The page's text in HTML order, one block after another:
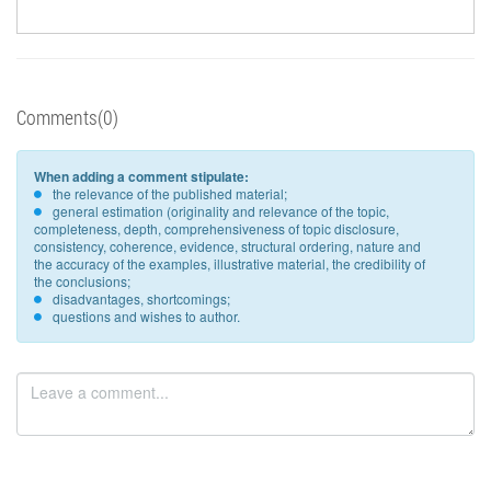
Comments(0)
When adding a comment stipulate:
the relevance of the published material;
general estimation (originality and relevance of the topic,
completeness, depth, comprehensiveness of topic disclosure,
consistency, coherence, evidence, structural ordering, nature and
the accuracy of the examples, illustrative material, the credibility of
the conclusions;
disadvantages, shortcomings;
questions and wishes to author.